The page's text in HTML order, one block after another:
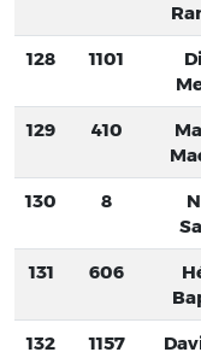
128 1101
129 410
130 8
131 606
132 1157